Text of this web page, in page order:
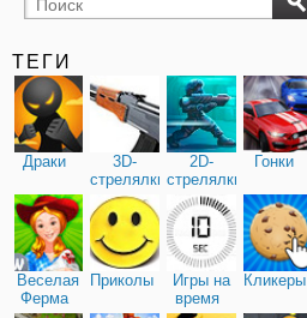
предметов
ТЕГИ
Драки
3D-
стрелялки
2D-
стрелялки
Гонки
Веселая
Ферма
Приколы
Игры на
время
Кликеры